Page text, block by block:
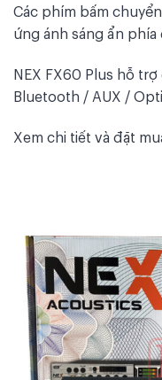
Các phím bấm
ứng ánh sáng ẩn phía
NEX FX60 Plus hỗ
Bluetooth / AUX /
Xem chi tiết và đặt